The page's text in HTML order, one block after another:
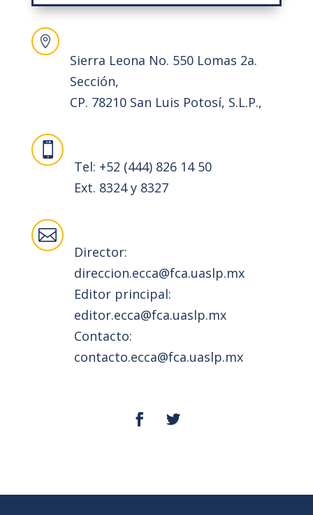

Sierra Leona No. 550 Lomas 2a.
Sección,
CP. 78210 San Luis Potosí, S.L.P.,

Tel: +52 (444) 826 14 50
Ext. 8324 y 8327

Director:
direccion.ecca@fca.uaslp.mx
Editor principal:
editor.ecca@fca.uaslp.mx
Contacto:
contacto.ecca@fca.uaslp.mx